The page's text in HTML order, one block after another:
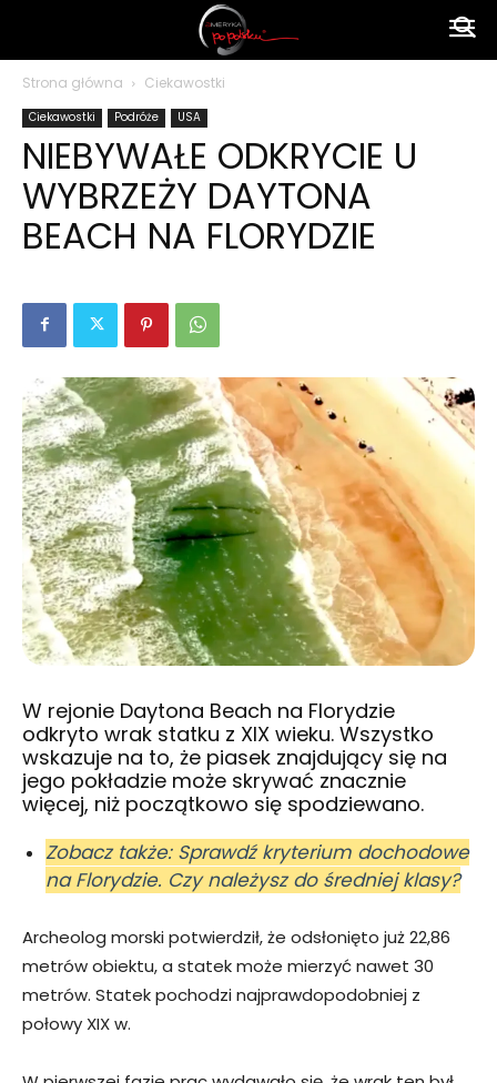
polsku
Strona główna Ciekawostki
Ciekawostki Podróże USA
NIEBYWAŁE ODKRYCIE U
WYBRZEŻY DAYTONA
BEACH NA FLORYDZIE
W rejonie Daytona Beach na Florydzie
odkryto wrak statku z XIX wieku. Wszystko
wskazuje na to, że piasek znajdujący się na
jego pokładzie może skrywać znacznie
więcej, niż początkowo się spodziewano.
Zobacz także: Sprawdź kryterium dochodowe
na Florydzie. Czy należysz do średniej klasy?
Archeolog morski potwierdził, że odsłonięto już 22,86
metrów obiektu, a statek może mierzyć nawet 30
metrów. Statek pochodzi najprawdopodobniej z
połowy XIX w.